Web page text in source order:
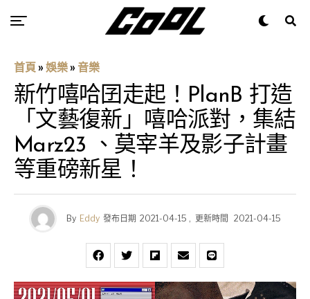
首頁 » 娛樂 » 音樂
新竹嘻哈囝走起！PlanB 打造
「文藝復新」嘻哈派對，集結
Marz23 、莫宰羊及影子計畫
等重磅新星！
By Eddy 發布日期 2021-04-15 , 更新時間 2021-04-15